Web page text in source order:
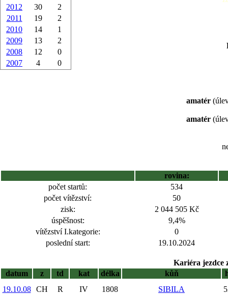
2012
30
2
2011
19
2
2010
14
1
2009
13
2
2008
12
0
2007
4 0
amatér
amatér
rovina:
počet startů:
534
počet vítězství:
50
zisk:
2 044 505 Kč
úspěšnost:
9,4%
vítězství I.kategorie:
0
poslední start:
19.10.2024
Kariéra jezdce
datum
z td kat délka kůň
19.10.08
CH R IV 1808 SIBILA